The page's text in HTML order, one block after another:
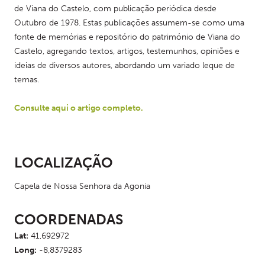
de Viana do Castelo, com publicação periódica desde
Outubro de 1978. Estas publicações assumem-se como uma
fonte de memórias e repositório do património de Viana do
Castelo, agregando textos, artigos, testemunhos, opiniões e
ideias de diversos autores, abordando um variado leque de
temas.
Consulte aqui o artigo completo.
LOCALIZAÇÃO
Capela de Nossa Senhora da Agonia
COORDENADAS
Lat: 41,692972
Long: -8,8379283